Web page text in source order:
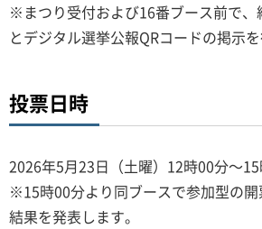
※まつり受付および16番ブース前で、
とデジタル選挙公報QRコードの掲示を
投票日時
2026年5月23日（土曜）12時00分～
※15時00分より同ブースで参加型の
結果を発表します。